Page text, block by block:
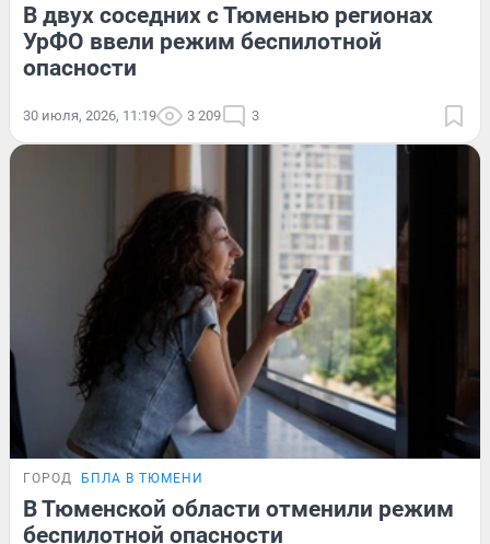
В двух соседних с Тюменью регионах
УрФО ввели режим беспилотной
опасности
30 июля, 2026, 11:19 3 209 3
ГОРОД БПЛА В ТЮМЕНИ
В Тюменской области отменили режим
беспилотной опасности